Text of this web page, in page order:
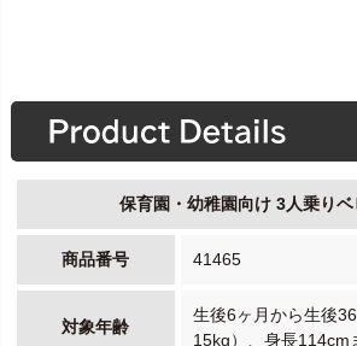
保育園・幼稚園向け 3人乗り
商品番号 41465
対象年齢
生後6ヶ月から生後
15kg）、身長114cm